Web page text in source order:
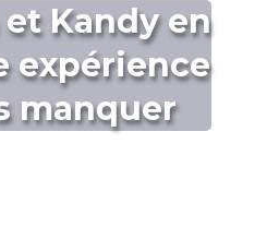
Kandy en
expérience
manquer